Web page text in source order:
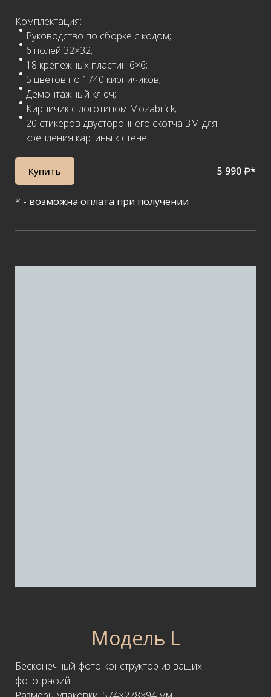
Комплектация:
Руководство по сборке с кодом;
6 полей 32×32;
18 крепежных пластин 6×6;
5 цветов по 1740 кирпичиков;
Демонтажный ключ;
Кирпичик с логотипом Mozabrick;
20 стикеров двустороннего скотча 3М для
крепления картины к стене.
Купить 5 990 ₽*
* - возможна оплата при получении
Модель L
Бесконечный фото-конструктор из ваших
фотографий